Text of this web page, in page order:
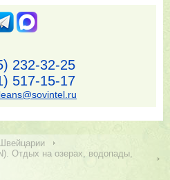
232-32-25
517-15-17
Отдых на озерах, водопады,